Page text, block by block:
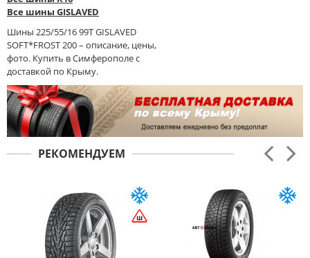
Все шины GISLAVED
Шины 225/55/16 99T GISLAVED
SOFT*FROST 200 – описание, цены,
фото. Купить в Симферополе с
доставкой по Крыму.
РЕКОМЕНДУЕМ